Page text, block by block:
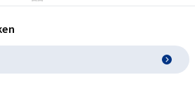
verschuldigd.